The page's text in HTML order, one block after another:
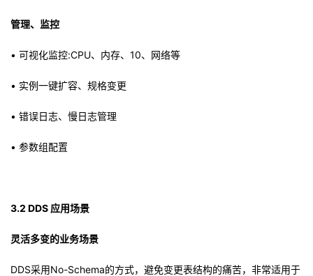
管理、监控
• 可视化监控:CPU、内存、10、网络等
• 实例一键扩容、规格变更
• 错误日志、慢日志管理
• 参数组配置
3.2 DDS 应用场景
灵活多变的业务场景
DDS采用No-Schema的方式，避免变更表结构的痛苦，非常适用于